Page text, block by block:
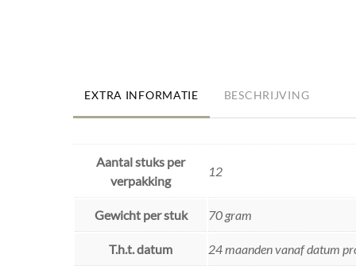
EXTRA INFORMATIE BESCHRIJVING
Aantal stuks per
verpakking
12
Gewicht per stuk 70 gram
T.h.t. datum 24 maanden vanaf datum